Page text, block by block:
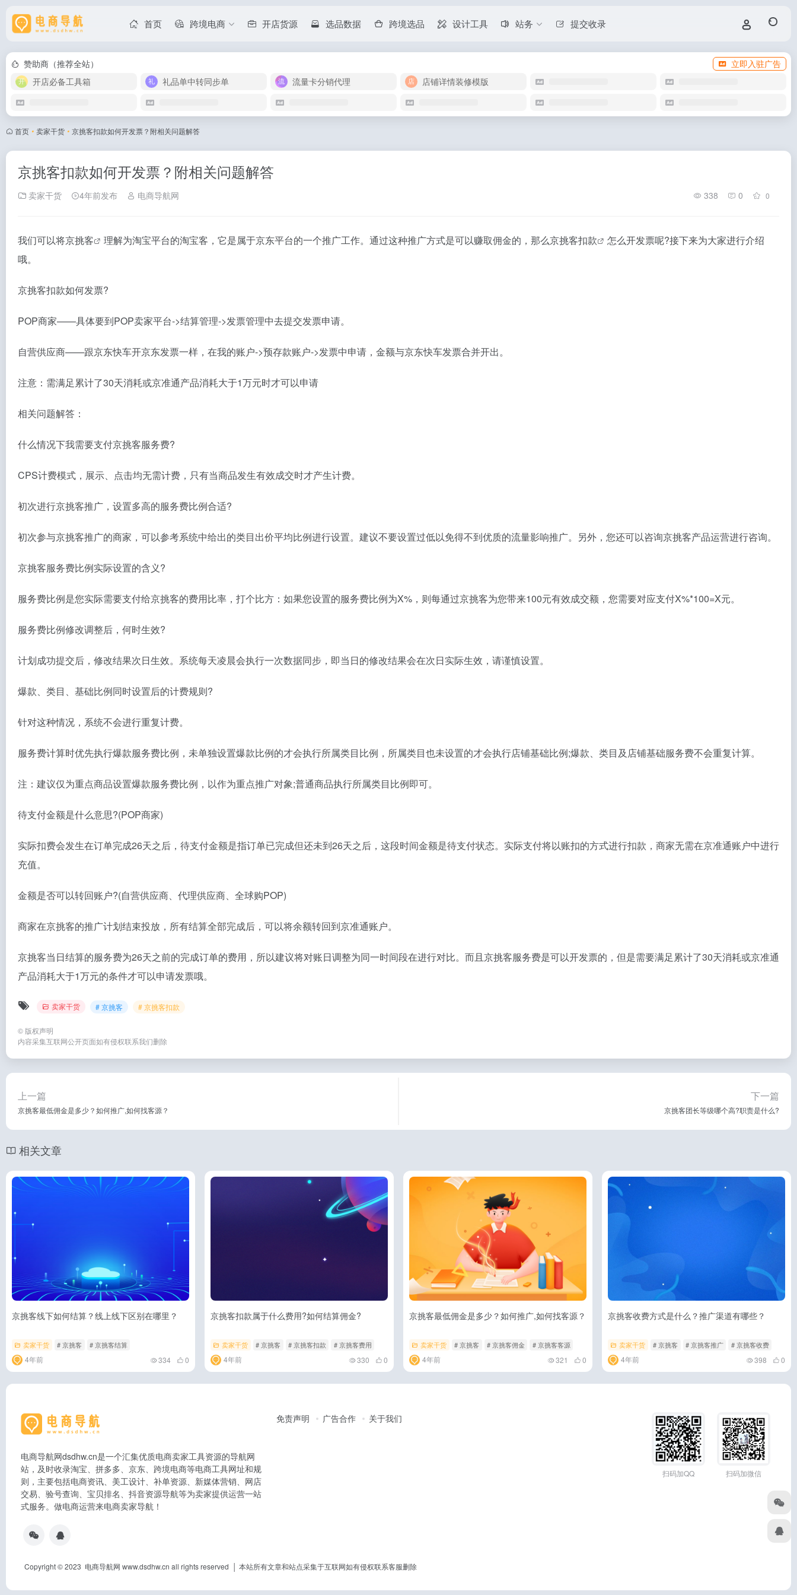
首页 跨境电商 开店货源 选品数据 跨境选品 设计工具 站务 提交收录
赞助商（推荐全站）
立即入驻广告
开店必备工具箱
礼品单中转同步单 流量卡分销代理 店铺详情装修模版
首页 • 卖家干货 • 京挑客扣款如何开发票？附相关问题解答
京挑客扣款如何开发票？附相关问题解答
卖家干货 4年前发布 电商导航网 338 0 0
我们可以将京挑客 理解为淘宝平台的淘宝客，它是属于京东平台的一个推广工作。通过这种推广方式是可以赚取佣金的，那么京挑客扣款
怎么开发票呢?接下来为大家进行介绍
哦。
京挑客扣款如何发票?
POP商家——具体要到POP卖家平台->结算管理->发票管理中去提交发票申请。
自营供应商——跟京东快车开京东发票一样，在我的账户->预存款账户->发票中申请，金额与京东快车发票合并开出。
注意：需满足累计了30天消耗或京准通产品消耗大于1万元时才可以申请
相关问题解答：
什么情况下我需要支付京挑客服务费?
CPS计费模式，展示、点击均无需计费，只有当商品发生有效成交时才产生计费。
初次进行京挑客推广，设置多高的服务费比例合适?
初次参与京挑客推广的商家，可以参考系统中给出的类目出价平均比例进行设置。建议不要设置过低以免得不到优质的流量影响推广。另外，您还可以咨询京挑客产品运营进行咨询。
京挑客服务费比例实际设置的含义?
服务费比例是您实际需要支付给京挑客的费用比率，打个比方：如果您设置的服务费比例为X%，则每通过京挑客为您带来100元有效成交额，您需要对应支付X%*100=X元。
服务费比例修改调整后，何时生效?
计划成功提交后，修改结果次日生效。系统每天凌晨会执行一次数据同步，即当日的修改结果会在次日实际生效，请谨慎设置。
爆款、类目、基础比例同时设置后的计费规则?
针对这种情况，系统不会进行重复计费。
服务费计算时优先执行爆款服务费比例，未单独设置爆款比例的才会执行所属类目比例，所属类目也未设置的才会执行店铺基础比例;爆款、类目及店铺基础服务费不会重复计算。
注：建议仅为重点商品设置爆款服务费比例，以作为重点推广对象;普通商品执行所属类目比例即可。
待支付金额是什么意思?(POP商家)
实际扣费会发生在订单完成26天之后，待支付金额是指订单已完成但还未到26天之后，这段时间金额是待支付状态。实际支付将以账扣的方式进行扣款，商家无需在京准通账户中进行
充值。
金额是否可以转回账户?(自营供应商、代理供应商、全球购POP)
商家在京挑客的推广计划结束投放，所有结算全部完成后，可以将余额转回到京准通账户。
京挑客当日结算的服务费为26天之前的完成订单的费用，所以建议将对账日调整为同一时间段在进行对比。而且京挑客服务费是可以开发票的，但是需要满足累计了30天消耗或京准通
产品消耗大于1万元的条件才可以申请发票哦。
卖家干货 # 京挑客 # 京挑客扣款
© 版权声明
内容采集互联网公开页面如有侵权联系我们删除
上一篇
京挑客最低佣金是多少？如何推广,如何找客源？
下一篇
京挑客团长等级哪个高?职责是什么?
相关文章
京挑客线下如何结算？线上线下区别在哪里？
卖家干货 # 京挑客 # 京挑客结算
4年前 334 0
京挑客扣款属于什么费用?如何结算佣金?
卖家干货 # 京挑客 # 京挑客扣款 # 京挑客费用
4年前 330 0
京挑客最低佣金是多少？如何推广,如何找客源？
卖家干货 # 京挑客 # 京挑客佣金 # 京挑客客源
4年前 321 0
京挑客收费方式是什么？推广渠道有哪些？
卖家干货 # 京挑客 # 京挑客推广 # 京挑客收费
4年前 398 0
电商导航网dsdhw.cn是一个汇集优质电商卖家工具资源的导航网
站，及时收录淘宝、拼多多、京东、跨境电商等电商工具网址和规
则，主要包括电商资讯、美工设计、补单资源、新媒体营销、网店
交易、验号查询、宝贝排名、抖音资源导航等为卖家提供运营一站
式服务。做电商运营来电商卖家导航！
免责声明 广告合作 关于我们
扫码加QQ 扫码加微信
Copyright © 2023 电商导航网 www.dsdhw.cn all rights reserved │ 本站所有文章和站点采集于互联网如有侵权联系客服删除